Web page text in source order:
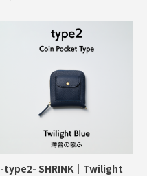
-type2- SHRINK｜Twilight